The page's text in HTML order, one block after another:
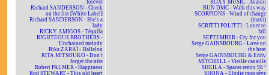
forever
Richard SANDERSON - Check
on the list [White Label]
Richard SANDERSON - She's a
lady
RICKY AMIGOS - Téquila
RIGHTEOUS BROTHERS -
Unchained melody
Rika ZARAÏ - Hallelou
RITA MITSOUKO - Don't
forget the nite
Robert PALMER - Happiness
Rod STEWART - This old heart
ROXY MUSIC - Avalon
RUN DMC - Walk this way
SCORPIONS - Wind of change
(maxi)
SCRITTI POLITTI - Lover to
fall
SEPTEMBER - Cry for you
Serge GAINSBOURG - Love on
the beat
Serge GAINSBOURG & Eddy
MITCHELL - Vieille canaille
SHEILA - Spacer remix 98 ²
SHONA - Elodie mon rêve